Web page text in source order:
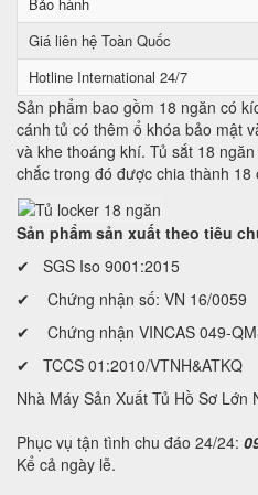
Bảo hành
Giá liên hệ Toàn Quốc
Hotline International 24/7
Sản phẩm bao gồm 18 ngăn có
cánh tủ có thêm ổ khóa bảo mật
và khe thoáng khí. Tủ sắt 18
chắc trong đó được chia thành
Sản phẩm sản xuất theo tiêu
✔ SGS Iso 9001:2015
✔ Chứng nhận số: VN 16/0059
✔ Chứng nhận VINCAS 049-
✔ TCCS 01:2010/VTNH&ATKQ
Nhà Máy Sản Xuất Tủ Hồ Sơ Lớn
Phục vụ tận tình chu đáo 24/24:
Kể cả ngày lễ.